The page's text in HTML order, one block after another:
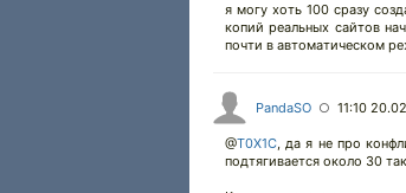
я могу хоть 100 сразу
копий реальных сайтов
почти в автоматическом
PandaSO ○ 11:10
@T0X1C, да я не про
подтягивается около 30